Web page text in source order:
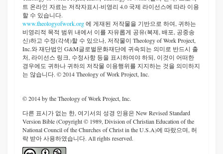
트 온라인 자료는 저작자표시-비영리 4.0 국제 라이선스에 따라 이용
할 수 있습니다.
www.theologyofwork.org에 게재된 저작물을 기반으로 하여, 귀하는
비영리적 목적 범위 내에서 이를 자유롭게 공유(복제, 배포, 공중송
신)하고 수정(각색)할 수 있으나, 저작물이 Theology of Work Project,
Inc.와 재단법인 G&M글로벌문화재단에 귀속되는 의미로 반드시 출
처, 라이선스 링크, 수정사항 등을 표시하여야 하되, 이것이 어떠한
경우에도 귀하나 귀하의 저작물 이용행위를 지지하는 것을 의미하지
는 않습니다. © 2014 Theology of Work Project, Inc.
© 2014 by the Theology of Work Project, Inc.
다른 표시가 없는 한, 여기서의 성경 인용은 New Revised Standard
Version Bible (Copyright © 1989, Division of Christian Education of the
National Council of the Churches of Christ in the U.S.A)에 따랐으며, 허
락 받아 사용하였습니다. All rights reserved.